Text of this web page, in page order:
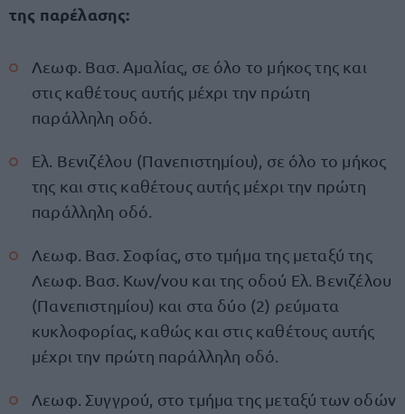
της παρέλασης:
Λεωφ. Βασ. Αμαλίας, σε όλο το μήκος της και
στις καθέτους αυτής μέχρι την πρώτη
παράλληλη οδό.
Ελ. Βενιζέλου (Πανεπιστημίου), σε όλο το μήκος
της και στις καθέτους αυτής μέχρι την πρώτη
παράλληλη οδό.
Λεωφ. Βασ. Σοφίας, στο τμήμα της μεταξύ της
Λεωφ. Βασ. Κων/νου και της οδού Ελ. Βενιζέλου
(Πανεπιστημίου) και στα δύο (2) ρεύματα
κυκλοφορίας, καθώς και στις καθέτους αυτής
μέχρι την πρώτη παράλληλη οδό.
Λεωφ. Συγγρού, στο τμήμα της μεταξύ των οδών